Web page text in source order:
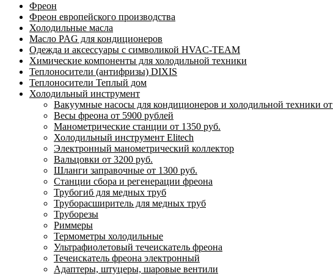
Фреон
Фреон европейского производства
Холодильные масла
Масло PAG для кондиционеров
Одежда и аксессуары с символикой HVAC-TEAM
Химические компоненты для холодильной техники
Теплоносители (антифризы) DIXIS
Теплоносители Теплый дом
Холодильный инструмент
Вакуумные насосы для кондиционеров и холодильной техники
Весы фреона от 5900 рублей
Манометрические станции от 1350 руб.
Холодильный инструмент Elitech
Электронный манометрический коллектор
Вальцовки от 3200 руб.
Шланги заправочные от 1300 руб.
Станции сбора и регенерации фреона
Трубогиб для медных труб
Труборасширитель для медных труб
Труборезы
Риммеры
Термометры холодильные
Ультрафиолетовый течеискатель фреона
Течеискатель фреона электронный
Адаптеры, штуцеры, шаровые вентили